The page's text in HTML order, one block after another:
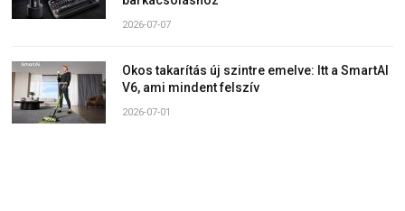
2026-07-07
Okos takarítás új szintre emelve: Itt a SmartAI
V6, ami mindent felszív
2026-07-01